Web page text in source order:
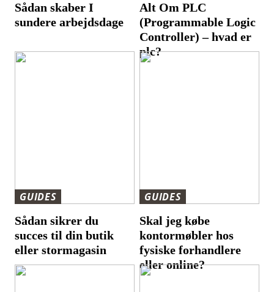
Sådan skaber I
sundere arbejdsdage
Alt Om PLC
(Programmable Logic
Controller) – hvad er
plc?
GUIDES
Sådan sikrer du
succes til din butik
eller stormagasin
GUIDES
Skal jeg købe
kontormøbler hos
fysiske forhandlere
eller online?